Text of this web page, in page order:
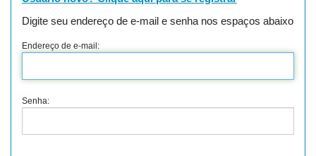
Digite seu endereço de e-mail e senha nos espaços abaixo
Endereço de e-mail:
Senha: